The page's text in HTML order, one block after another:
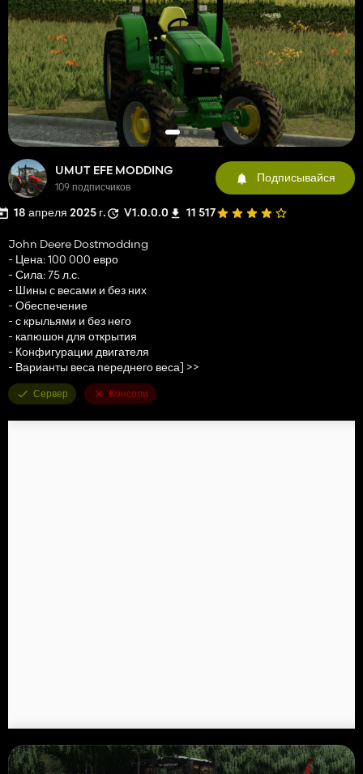
UMUT EFE MODDING
109 подписчиков
Подписывайся
18 апреля 2025 г. V1.0.0.0 11 517
John Deere Dostmoddıng
- Цена: 100 000 евро
- Сила: 75 л.с.
- Шины с весами и без них
- Обеспечение
- с крыльями и без него
- капюшон для открытия
- Конфигурации двигателя
- Варианты веса переднего веса] >>
Сервер Консоли